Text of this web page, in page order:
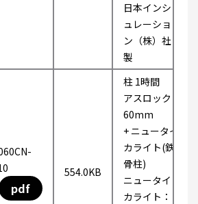
日本インシ
ュレーショ
ン（株）社
製
pdf
554.0KB
柱 1時間
アスロック
60mm
+ ニュータイ
カライト(鉄
骨柱)
ニュータイ
カライト：